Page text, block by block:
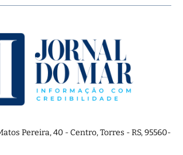
Pereira, 40 - Centro, Torres - RS, 95560-